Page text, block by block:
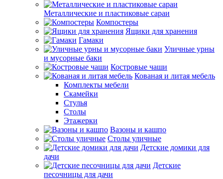
Металлические и пластиковые сараи
Компостеры
Ящики для хранения
Гамаки
Уличные урны
и мусорные баки
Костровые чаши
Кованая и литая мебель
Комплекты мебели
Скамейки
Стулья
Столы
Этажерки
Вазоны и кашпо
Столы уличные
Детские домики для
дачи
Детские
песочницы для дачи